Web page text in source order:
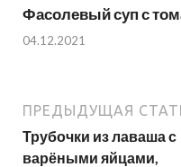
Фасолевый суп с
04.12.2021
ПРЕДЫДУЩАЯ
Трубочки из лаваша с
варёными яйцами,